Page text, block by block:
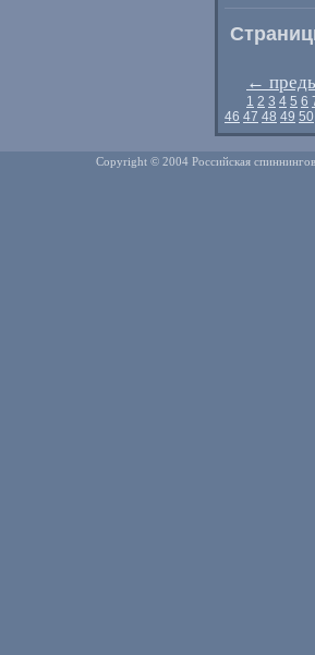
←
1 2 3 4 5 6
46 47 48 49 50
Copyright © 2004 Российская